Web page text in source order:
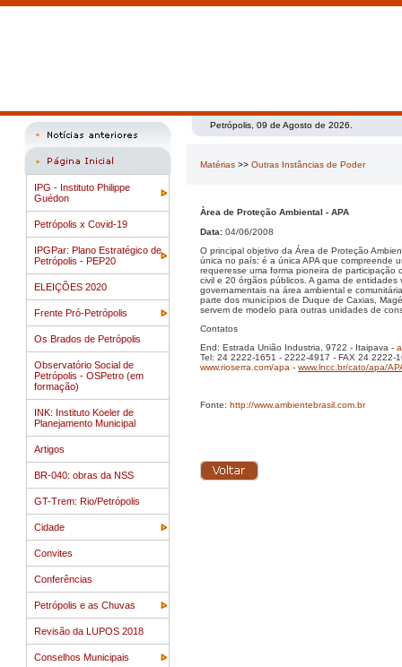
IPG - Instituto Philippe
Guédon
Petrópolis x Covid-19
IPGPar: Plano Estratégico de
Petrópolis - PEP20
ELEIÇÕES 2020
Frente Pró-Petrópolis
Os Brados de Petrópolis
Observatório Social de
Petrópolis - OSPetro (em
formação)
INK: Instituto Koeler de
Planejamento Municipal
Artigos
BR-040: obras da NSS
GT-Trem: Rio/Petrópolis
Cidade
Convites
Conferências
Petrópolis e as Chuvas
Revisão da LUPOS 2018
Conselhos Municipais
Petrópolis, 09 de Agosto de 2026.
Matérias >> Outras Instâncias de Poder
Àrea de Proteção Ambiental - APA
Data: 04/06/2008
O principal objetivo da Área de Proteção
única no país: é a única APA que compreende
requeresse uma forma pioneira de
civil e 20 órgãos públicos. A gama de
governamentais na área ambiental e
parte dos municípios de Duque de Caxias,
servem de modelo para outras unidades de
Contatos
End: Estrada União Industria, 9722 - Itaipava -
Tel: 24 2222-1651 - 2222-4917 - FAX 24 2222-
www.rioserra.com/apa - www.lncc.br/cato/apa/
Fonte: http://www.ambientebrasil.com.br